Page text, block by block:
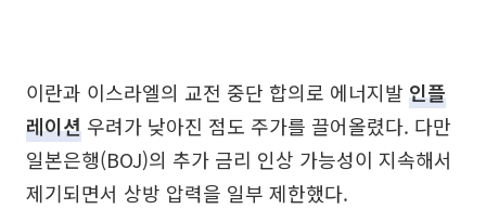
이란과 이스라엘의 교전 중단 합의로 에너지발 인플
레이션 우려가 낮아진 점도 주가를 끌어올렸다. 다만
일본은행(BOJ)의 추가 금리 인상 가능성이 지속해서
제기되면서 상방 압력을 일부 제한했다.